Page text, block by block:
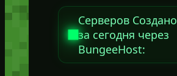
Серверов Создано
за сегодня через
BungeeHost: